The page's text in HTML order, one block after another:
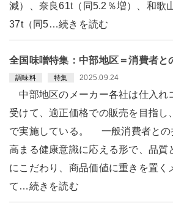
減）、奈良61t（同5.2％増）、和歌
37t（同5…続きを読む
全国味噌特集：中部地区＝消費者と
調味料 特集 2025.09.24
中部地区のメーカー各社は仕入れ
受けて、適正価格での販売を目指し
で実施している。 一般消費者との
高まる健康意識に応える形で、品質
にこだわり、商品価値に重きを置く
て…続きを読む